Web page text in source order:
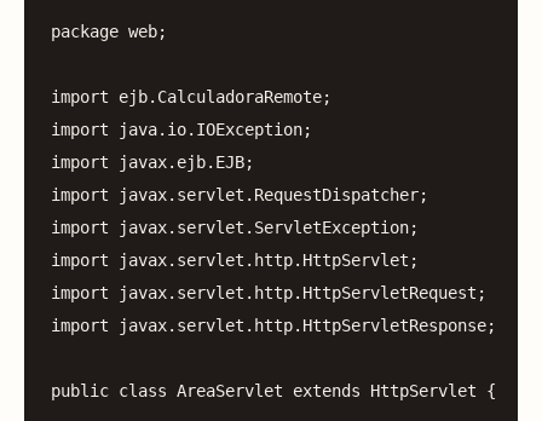
package web;
import ejb.CalculadoraRemote;
import
java.io.IOException;
import
javax.ejb.EJB;
import
javax.servlet.RequestDispatcher;
import
javax.servlet.ServletException;
import
javax.servlet.http.HttpServlet ;
import
javax.servlet.http.HttpServletRequest ;
import
javax.servlet.http.HttpServletResponse;
public class AreaServlet extends HttpServlet {